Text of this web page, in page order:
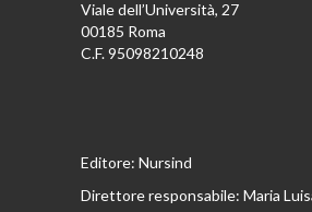
Viale dell’Università, 27
00185 Roma
C.F. 95098210248
Editore: Nursind
Direttore responsabile: Maria